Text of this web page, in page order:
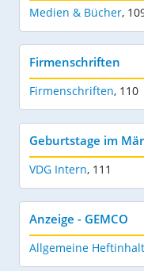
Medien & Bücher,
Firmenschriften
Firmenschriften, 110
Geburtstage im
VDG Intern, 111
Anzeige - GEMCO
Allgemeine